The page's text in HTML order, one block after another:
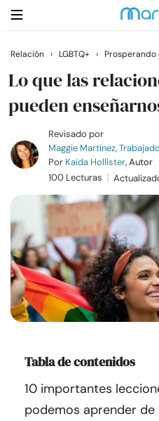
Buscar
Casarse
Relaciones
Familia
Ayuda
Cursos
Comunidad
Encuentra un terapeuta
Relación › LGBTQ+ › Prosperando
Lo que las
pueden
Revisado por
Maggie Martínez,
Por Kaida Hollister, Autor
100 Lecturas
Tabla de contenidos
10 importantes
podemos aprender de